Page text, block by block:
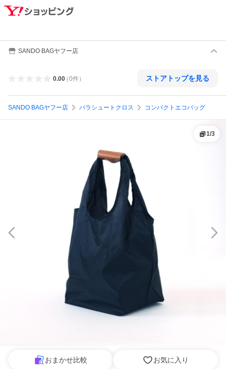
SANDO BAGヤフー店
0.00（0件） ストアトップを見る
SANDO BAGヤフー店 パラシュートクロス コンパクトエコバッグ
1/3
おまかせ比較 お気に入り